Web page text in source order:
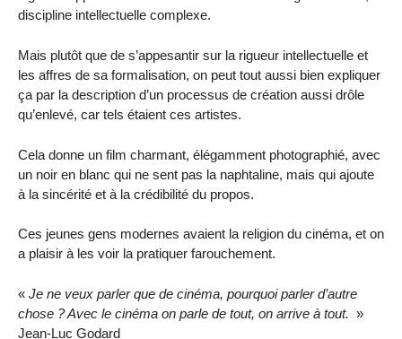
discipline intellectuelle complexe.
Mais plutôt que de s’appesantir sur la rigueur intellectuelle et
les affres de sa formalisation, on peut tout aussi bien expliquer
ça par la description d’un processus de création aussi drôle
qu’enlevé, car tels étaient ces artistes.
Cela donne un film charmant, élégamment photographié, avec
un noir en blanc qui ne sent pas la naphtaline, mais qui ajoute
à la sincérité et à la crédibilité du propos.
Ces jeunes gens modernes avaient la religion du cinéma, et on
a plaisir à les voir la pratiquer farouchement.
« Je ne veux parler que de cinéma, pourquoi parler d’autre
chose ? Avec le cinéma on parle de tout, on arrive à tout. »
Jean-Luc Godard